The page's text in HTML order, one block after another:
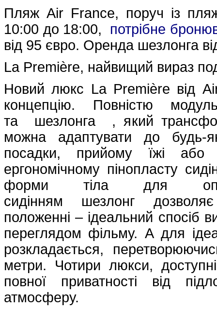
Пляж Air France, поруч із
10:00 до 18:00, потрібне
від 95 євро. Оренда шезлонга
La Première, найвищий вираз
Новий люкс La Première від
концепцію. Повністю
та шезлонга , який
можна адаптувати до будь-
посадки, прийому їжі або
ергономічному пінопласту
форми тіла для
сидінням шезлонг
положенні – ідеальний спосіб
переглядом фільму. А для
розкладається,
метри. Чотири люкси,
повної приватності від
атмосферу.